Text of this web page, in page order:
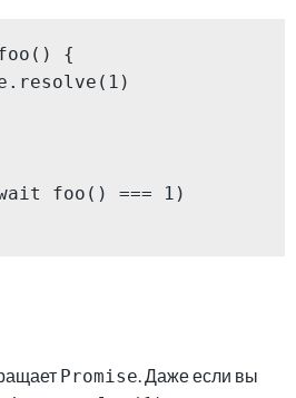
{
Promise. Даже если вы